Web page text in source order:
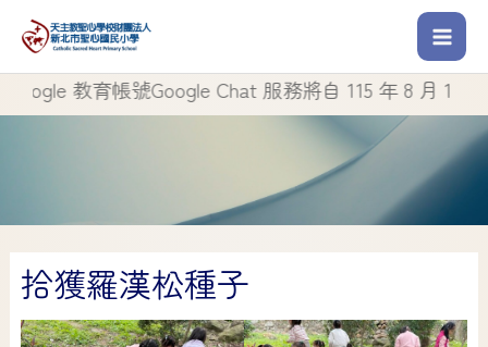
教育帳號Google Chat 服務將自 115 年 8 月 1 日起停
拾獲羅漢松種子